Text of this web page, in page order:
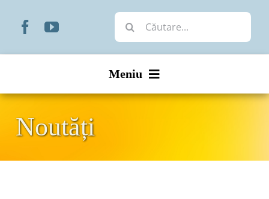
Cautare...
Meniu
Noutăți